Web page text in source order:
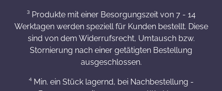
³ Produkte mit einer Besorgungszeit von 7 - 14
Werktagen werden speziell für Kunden bestellt. Diese
sind von dem Widerrufsrecht, Umtausch bzw.
Stornierung nach einer getätigten Bestellung
ausgeschlossen.
⁴ Min. ein Stück lagernd, bei Nachbestellung -